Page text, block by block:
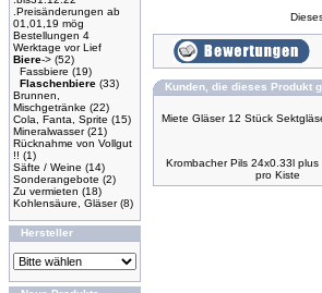
.Preisänderungen ab
01,01,19 mög
Bestellungen 4
Werktage vor Lief
Biere-> (52)
Fassbiere (19)
Flaschenbiere (33)
Brunnen,
Mischgetränke (22)
Cola, Fanta, Sprite (15)
Mineralwasser(21)
Rücknahme von Vollgut
!! (1)
Säfte / Weine (14)
Sonderangebote (2)
Zu vermieten (18)
Kohlensäure, Gläser(8)
Hersteller
Kunden, die dieses Produkt
Miete Gläser 12 Stück
Krombacher Pils 24x0.33l
pro Kiste